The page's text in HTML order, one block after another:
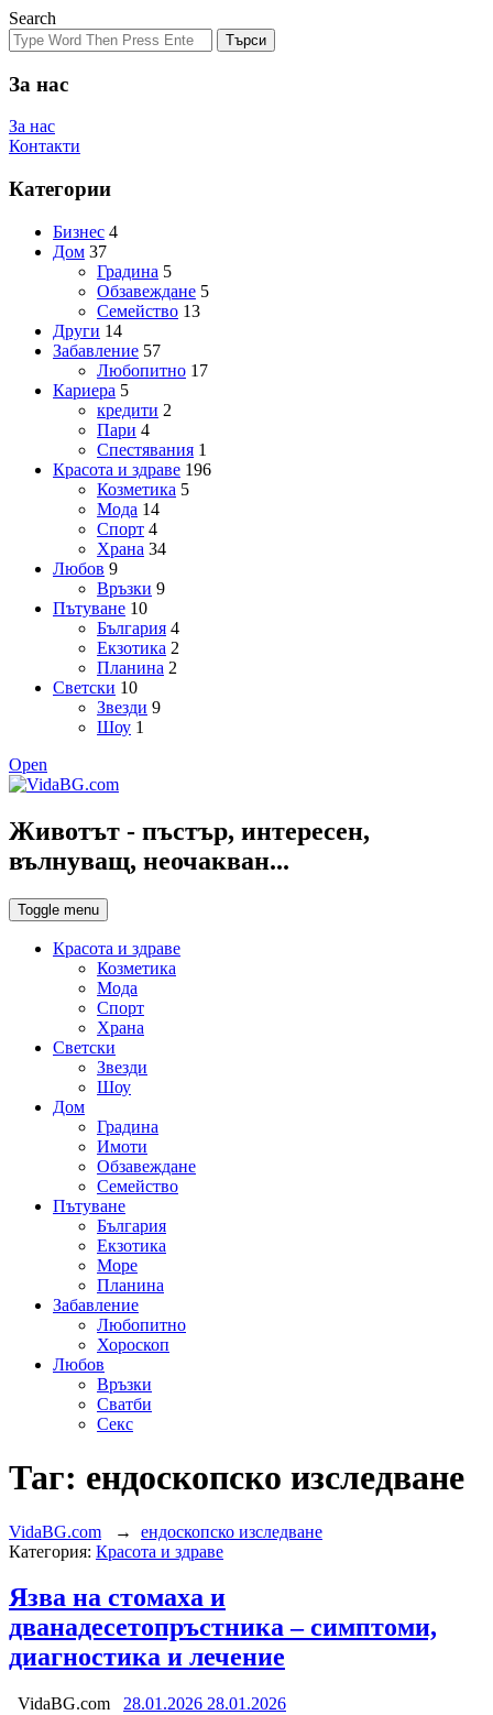
Search
Търси
За нас
За нас
Контакти
Категории
Бизнес 4
Дом 37
Градина 5
Обзавеждане 5
Семейство 13
Други 14
Забавление 57
Любопитно 17
Кариера 5
кредити 2
Пари 4
Спестявания 1
Красота и здраве 196
Козметика 5
Мода 14
Спорт 4
Храна 34
Любов 9
Връзки 9
Пътуване 10
България 4
Екзотика 2
Планина 2
Светски 10
Звезди 9
Шоу 1
Open
Животът - пъстър, интересен,
вълнуващ, неочакван...
Toggle menu
Красота и здраве
Козметика
Мода
Спорт
Храна
Светски
Звезди
Шоу
Дом
Градина
Имоти
Обзавеждане
Семейство
Пътуване
България
Екзотика
Море
Планина
Забавление
Любопитно
Хороскоп
Любов
Връзки
Сватби
Секс
Таг: ендоскопско изследване
VidaBG.com → ендоскопско изследване
Категория: Красота и здраве
Язва на стомаха и
дванадесетопръстника – симптоми,
диагностика и лечение
VidaBG.com 28.01.2026 28.01.2026